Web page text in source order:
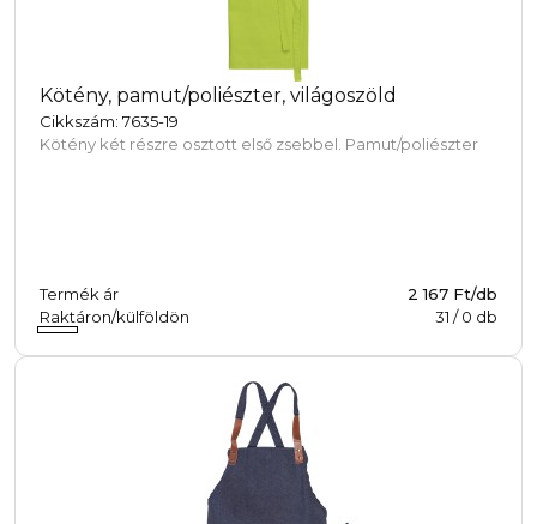
Kötény, pamut/poliészter, világoszöld
Cikkszám: 7635-19
Kötény két részre osztott első zsebbel. Pamut/poliészter
Termék ár
2 167 Ft/db
Raktáron/külföldön
31 /0 db